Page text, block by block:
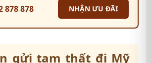
878 878 NHẬN ƯU ĐÃI
gửi tam thất đi Mỹ